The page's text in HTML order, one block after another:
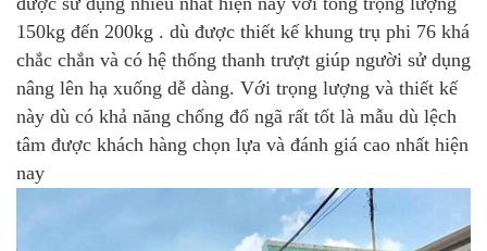
150kg đến 200kg . dù được thiết kế khung trụ phi 76 khá
chắc chắn và có hệ thống thanh trượt giúp người sử dụng
nâng lên hạ xuống dễ dàng. Với trọng lượng và thiết kế
này dù có khả năng chống đổ ngã rất tốt là mẫu dù lệch
tâm được khách hàng chọn lựa và đánh giá cao nhất hiện
nay